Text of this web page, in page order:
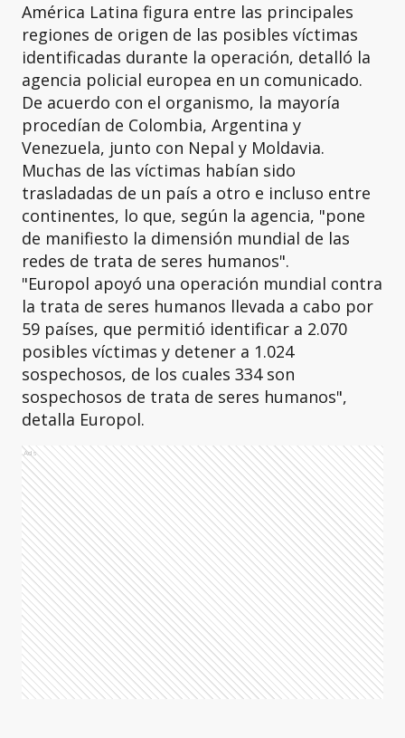
América Latina figura entre las principales
regiones de origen de las posibles víctimas
identificadas durante la operación, detalló la
agencia policial europea en un comunicado.
De acuerdo con el organismo, la mayoría
procedían de Colombia, Argentina y
Venezuela, junto con Nepal y Moldavia.
Muchas de las víctimas habían sido
trasladadas de un país a otro e incluso entre
continentes, lo que, según la agencia, "pone
de manifiesto la dimensión mundial de las
redes de trata de seres humanos".
"Europol apoyó una operación mundial contra
la trata de seres humanos llevada a cabo por
59 países, que permitió identificar a 2.070
posibles víctimas y detener a 1.024
sospechosos, de los cuales 334 son
sospechosos de trata de seres humanos",
detalla Europol.
Ads